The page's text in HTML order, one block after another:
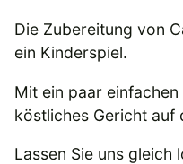
Die Zubereitung von
ein Kinderspiel.
Mit ein paar
köstliches Gericht auf
Lassen Sie uns gleich